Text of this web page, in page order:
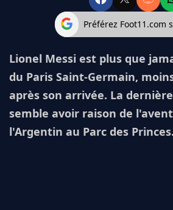
Préférez Foot11.com
Lionel Messi est plus que
du Paris Saint-Germain,
après son arrivée. La
semble avoir raison de
l'Argentin au Parc des Princes.